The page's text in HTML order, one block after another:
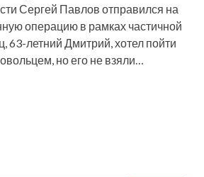
Сергей Павлов отправился на
операцию в рамках частичной
63-летний Дмитрий, хотел пойти
но его не взяли…